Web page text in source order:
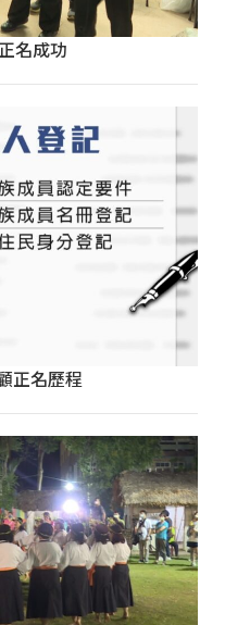
名成功
正名歷程